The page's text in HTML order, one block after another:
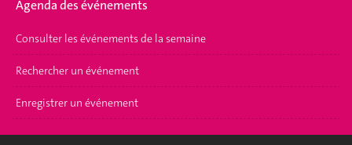
Agenda des événements
Consulter les événements de la semaine
Rechercher un événement
Enregistrer un événement